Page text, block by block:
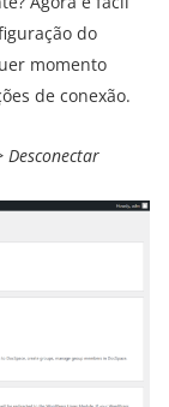
do
momento
de conexão.
Desconectar